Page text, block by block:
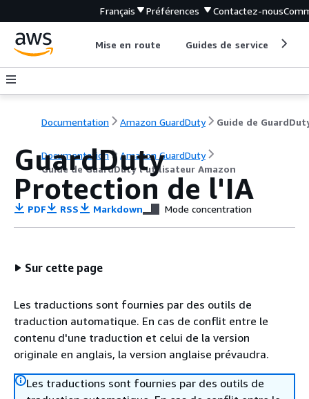
Français Préférences Contactez-nous
Mise en route Guides de service
Documentation Amazon GuardDuty
Documentation
Amazon GuardDuty
Guide de GuardDuty l'utilisateur Amazon
GuardDuty
Protection de l'IA
PDF RSS Markdown Mode concentration
Sur cette page
Les traductions sont fournies par des outils de
traduction automatique. En cas de conflit entre le
contenu d'une traduction et celui de la version
originale en anglais, la version anglaise prévaudra.
Les traductions sont fournies par des outils de